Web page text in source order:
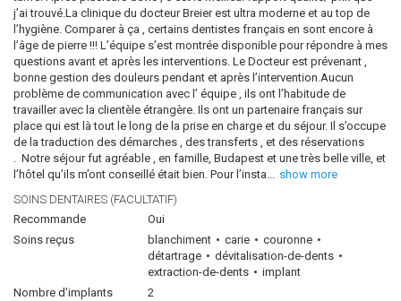
j’ai trouvé.La clinique du docteur Breier est ultra moderne et au top de
l’hygiène. Comparer à ça , certains dentistes français en sont encore à
l’âge de pierre !!! L’équipe s’est montrée disponible pour répondre à mes
questions avant et après les interventions. Le Docteur est prévenant ,
bonne gestion des douleurs pendant et après l’intervention.Aucun
problème de communication avec l’ équipe , ils ont l’habitude de
travailler avec la clientèle étrangère. Ils ont un partenaire français sur
place qui est là tout le long de la prise en charge et du séjour. Il s’occupe
de la traduction des démarches , des transferts , et des réservations
. Notre séjour fut agréable , en famille, Budapest et une très belle ville, et
l’hôtel qu’ils m’ont conseillé était bien. Pour l’insta... show more
SOINS DENTAIRES (FACULTATIF)
Recommande
Oui
Soins reçus
blanchiment carie
couronne
détartrage
dévitalisation-de-dents
extraction-de-dents
implant
Nombre d'implants
2